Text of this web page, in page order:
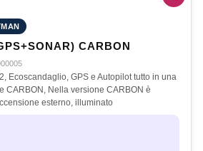
CARBON
Ecoscandaglio, GPS e Autopilot tutto in una
CARBON, Nella versione CARBON è
esterno, illuminato